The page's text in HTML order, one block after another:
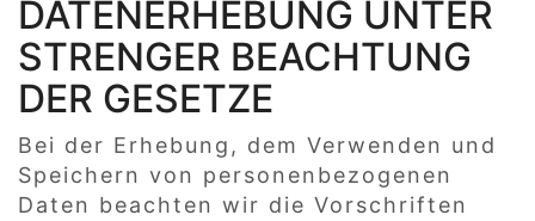
DATENERHEBUNG UNTER
STRENGER BEACHTUNG
DER GESETZE
Bei der Erhebung, dem Verwenden und
Speichern von personenbezogenen
Daten beachten wir die Vorschriften